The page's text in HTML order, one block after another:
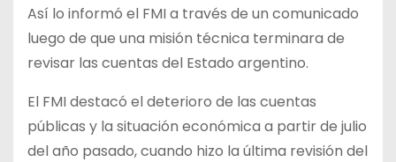
Así lo informó el FMI a través de un comunicado
luego de que una misión técnica terminara de
revisar las cuentas del Estado argentino.
El FMI destacó el deterioro de las cuentas
públicas y la situación económica a partir de julio
del año pasado, cuando hizo la última revisión del